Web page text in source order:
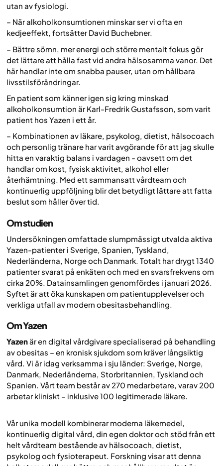
utan av fysiologi.
– När alkoholkonsumtionen minskar ser vi ofta en
kedjeeffekt, fortsätter David Buchebner.
– Bättre sömn, mer energi och större mentalt fokus gör
det lättare att hålla fast vid andra hälsosamma vanor. Det
här handlar inte om snabba pauser, utan om hållbara
livsstilsförändringar.
En patient som känner igen sig kring minskad
alkoholkonsumtion är Karl-Fredrik Gustafsson, som varit
patient hos Yazen i ett år.
– Kombinationen av läkare, psykolog, dietist, hälsocoach
och personlig tränare har varit avgörande för att jag skulle
hitta en varaktig balans i vardagen - oavsett om det
handlar om kost, fysisk aktivitet, alkohol eller
återhämtning. Med ett sammansatt vårdteam och
kontinuerlig uppföljning blir det betydligt lättare att fatta
beslut som håller över tid.
Om studien
Undersökningen omfattade slumpmässigt utvalda aktiva
Yazen-patienter i Sverige, Spanien, Tyskland,
Nederländerna, Norge och Danmark. Totalt har drygt 1340
patienter svarat på enkäten och med en svarsfrekvens om
cirka 20%. Datainsamlingen genomfördes i januari 2026.
Syftet är att öka kunskapen om patientupplevelser och
verkliga utfall av modern obesitasbehandling.
Om Yazen
Yazenär en digital vårdgivare specialiserad på behandling
av obesitas – en kronisk sjukdom som kräver långsiktig
vård. Vi är idag verksamma i sju länder: Sverige, Norge,
Danmark, Nederländerna, Storbritannien, Tyskland och
Spanien. Vårt team består av 270 medarbetare, varav 200
arbetar kliniskt – inklusive 100 legitimerade läkare.
Vår unika modell kombinerar moderna läkemedel,
kontinuerlig digital vård, din egen doktor och stöd från ett
helt vårdteam bestående av hälsocoach, dietist,
psykolog och fysioterapeut. Forskning visar att denna